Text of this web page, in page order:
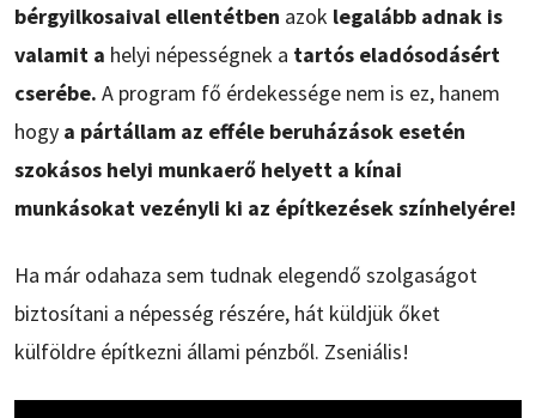
bérgyilkosaival ellentétben azok legalább adnak is
valamit a helyi népességnek a tartós eladósodásért
cserébe. A program fő érdekessége nem is ez, hanem
hogy a pártállam az efféle beruházások esetén
szokásos helyi munkaerő helyett a kínai
munkásokat vezényli ki az építkezések színhelyére!
Ha már odahaza sem tudnak elegendő szolgaságot
biztosítani a népesség részére, hát küldjük őket
külföldre építkezni állami pénzből. Zseniális!